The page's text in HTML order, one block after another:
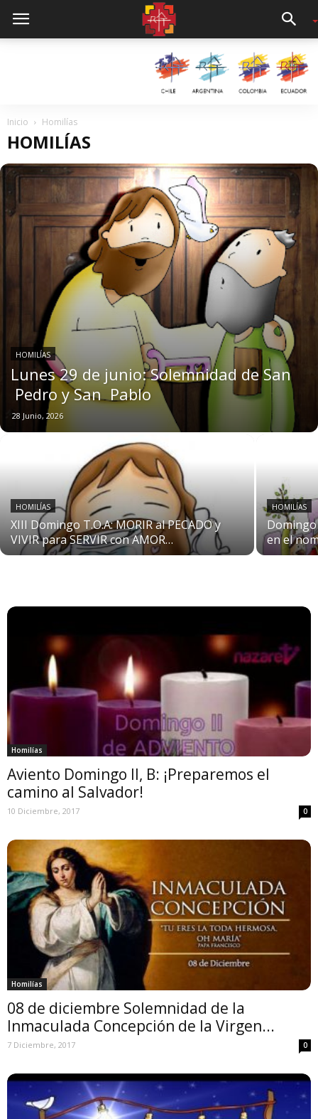
Inicio Homilías
HOMILÍAS
HOMILÍAS
Lunes 29 de junio: Solemnidad de San
Pedro y San Pablo
28 Junio, 2026
HOMILÍAS
XIII Domingo T.O.A: MORIR al PECADO y
VIVIR para SERVIR con AMOR…
HOMILÍAS
Domingo
en el
Homilías
Aviento Domingo II, B: ¡Preparemos el
camino al Salvador!
10 Diciembre, 2017 0
Homilías
08 de diciembre Solemnidad de la
Inmaculada Concepción de la Virgen...
7 Diciembre, 2017 0